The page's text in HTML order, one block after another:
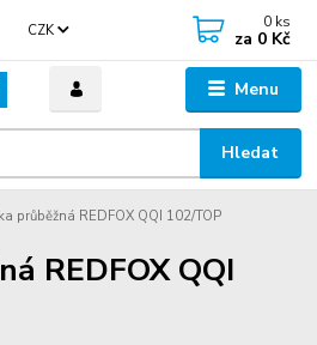
Menu
CZK
Hledat
0 ks
za 0 Kč
průběžná REDFOX QQI 102/TOP
REDFOX QQI